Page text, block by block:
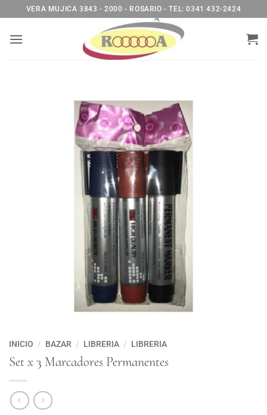
al
contenido
VERA MUJICA 3843 - 2000 - ROSARIO - TEL: 0341 432-2424
INICIO / BAZAR / LIBRERIA / LIBRERIA
Set x 3 Marcadores Permanentes